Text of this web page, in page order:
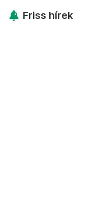
Friss hírek